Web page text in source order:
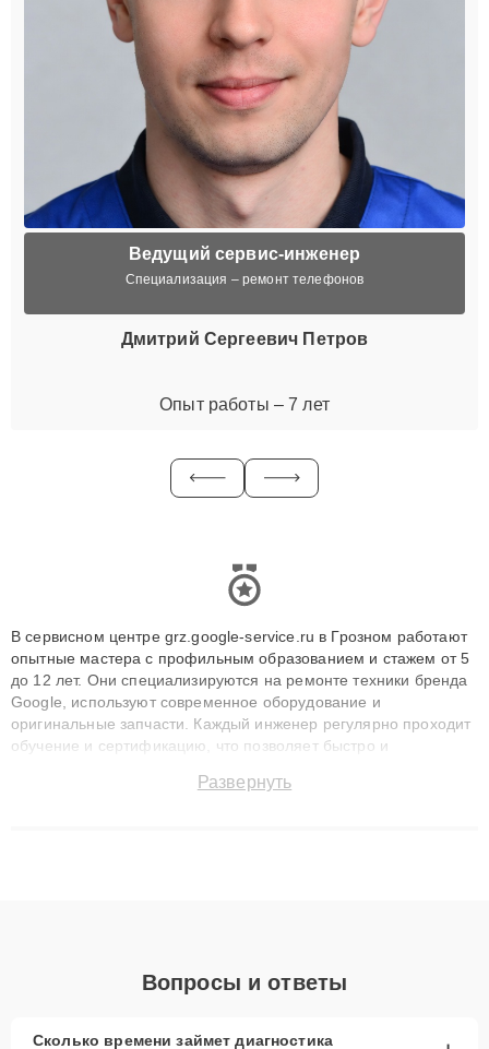
Ведущий сервис-инженер
Специализация – ремонт телефонов
Дмитрий Сергеевич Петров
Опыт работы – 7 лет
В сервисном центре grz.google-service.ru в Грозном работают
опытные мастера с профильным образованием и стажем от 5
до 12 лет. Они специализируются на ремонте техники бренда
Google, используют современное оборудование и
оригинальные запчасти. Каждый инженер регулярно проходит
обучение и сертификацию, что позволяет быстро и
сохранением гарантии до 3 лет. Наши мастера решают
Развернуть
Вопросы и ответы
Сколько времени займет диагностика